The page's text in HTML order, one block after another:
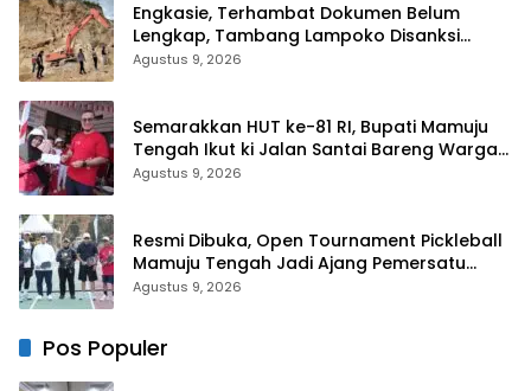
Engkasie, Terhambat Dokumen Belum
Lengkap, Tambang Lampoko Disanksi
Sementara Untuk Tidak Operasional
Agustus 9, 2026
Semarakkan HUT ke-81 RI, Bupati Mamuju
Tengah Ikut ki Jalan Santai Bareng Warga
Karossa
Agustus 9, 2026
Resmi Dibuka, Open Tournament Pickleball
Mamuju Tengah Jadi Ajang Pemersatu
Antar daerah
Agustus 9, 2026
Pos Populer